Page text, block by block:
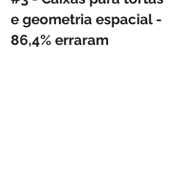
e geometria espacial -
86,4% erraram